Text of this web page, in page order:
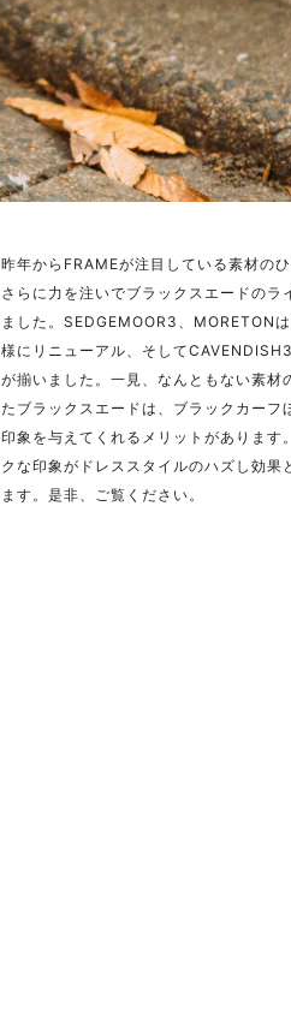
昨年からFRAMEが注目している素材の
さらに力を注いでブラックスエードのラ
ました。SEDGEMOOR3、MORETON
様にリニューアル、そして
が揃いました。一見、なんともない素
たブラックスエードは、ブラックカーフ
印象を与えてくれるメリットがあります
クな印象がドレススタイルのハズし効果
ます。是非、ご覧ください。